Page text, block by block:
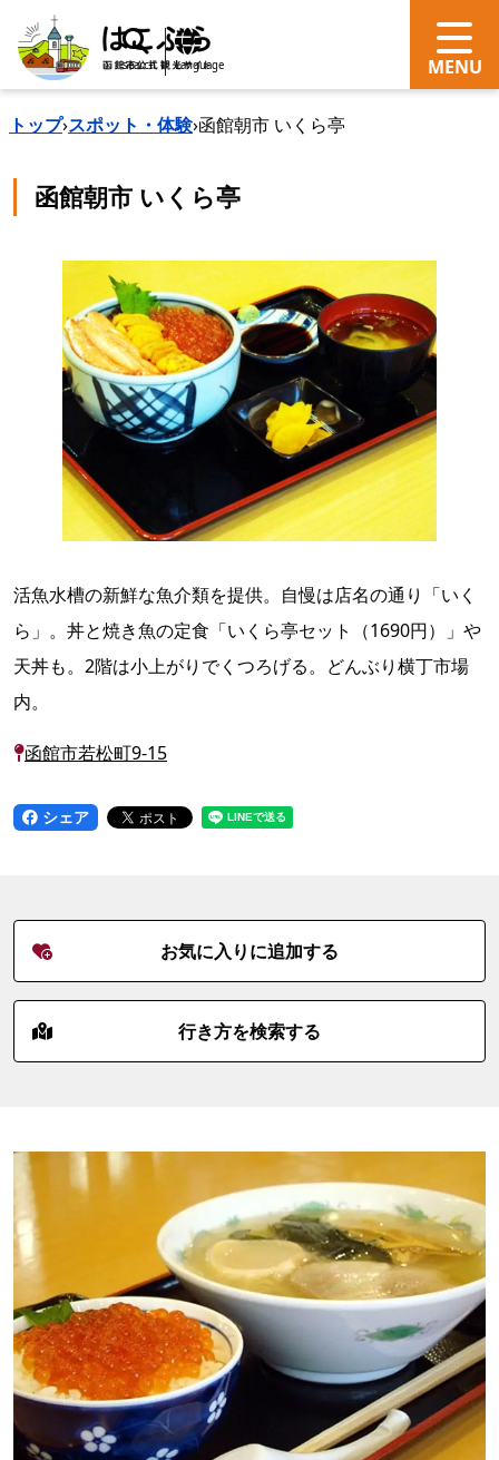
search Language
トップ›スポット・体験›函館朝市 いくら亭
函館朝市 いくら亭
活魚水槽の新鮮な魚介類を提供。自慢は店名の通り「いく
ら」。丼と焼き魚の定食「いくら亭セット（1690円）」や
天丼も。2階は小上がりでくつろげる。どんぶり横丁市場
内。
函館市若松町9-15
シェア
お気に入りに追加する
行き方を検索する